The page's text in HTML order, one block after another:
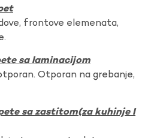
frontove elemenata,
sa laminacijom
Otporan na grebanje,
sa zastitom(za kuhinje I